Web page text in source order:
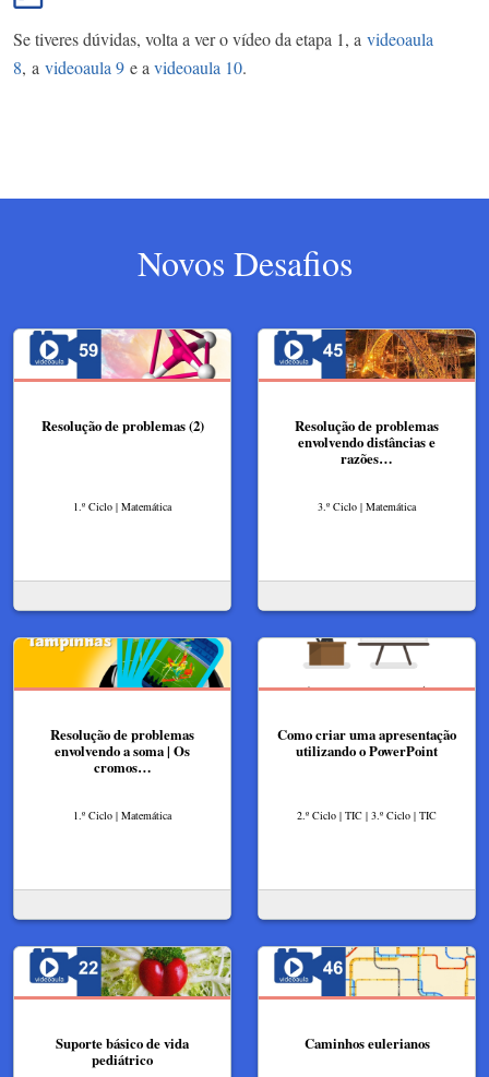
Se tiveres dúvidas, volta a ver o vídeo da etapa 1, a videoaula
8, a videoaula 9 e avideoaula 10.
Novos Desafios
Resolução de problemas (2)
1.º Ciclo | Matemática
Resolução de problemas
envolvendo distâncias e
razões…
3.º Ciclo | Matemática
Resolução de problemas
envolvendo a soma | Os
cromos…
1.º Ciclo | Matemática
Como criar uma apresentação
utilizando o PowerPoint
2.º Ciclo | TIC | 3.º Ciclo | TIC
Suporte básico de vida
pediátrico
Caminhos eulerianos